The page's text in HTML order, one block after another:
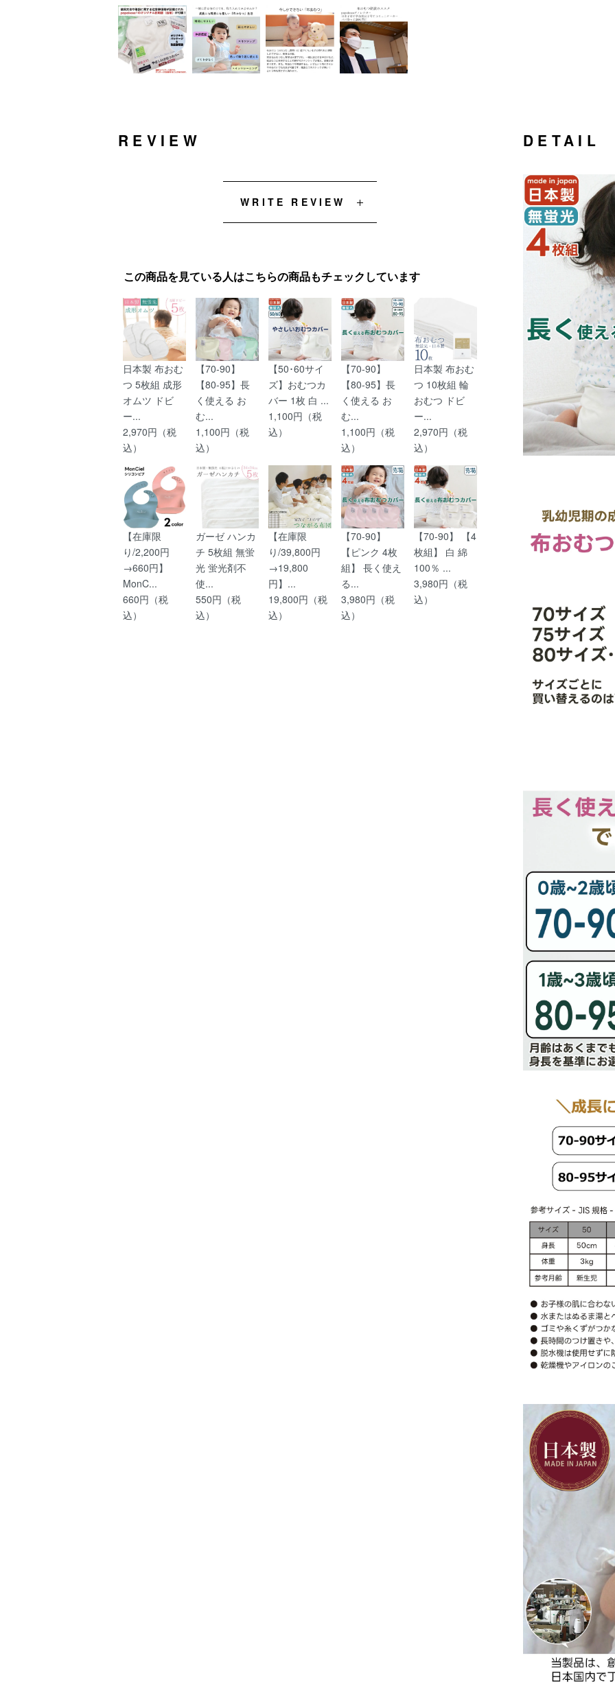
DETAIL
REVIEW
WRITE REVIEW
この商品を見ている人はこちらの商品もチェックしています
日本製 布おむ
つ 5枚組 成形
オムツ ドビ
ー...
2,970円（税
込）
【70-90】
【80-95】長
く使える お
む...
1,100円（税
込）
【50･60サイ
ズ】おむつカ
バー 1枚 白 ...
1,100円（税
込）
【70-90】
【80-95】長
く使える お
む...
1,100円（税
込）
日本製 布おむ
つ 10枚組 輪
おむつ ドビ
ー...
2,970円（税
込）
【在庫限
り/2,200円
→660円】
MonC...
660円（税
込）
ガーゼ ハンカ
チ 5枚組 無蛍
光 蛍光剤不
使...
550円（税
込）
【在庫限
り/39,800円
→19,800
円】...
19,800円（税
込）
【70-90】
【ピンク 4枚
組】 長く使え
る...
3,980円（税
込）
【70-90】 【4
枚組】 白 綿
100％ ...
3,980円（税
込）